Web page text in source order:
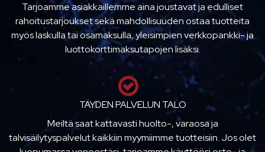
Tarjoamme asiakkaillemme aina joustavat ja edulliset
rahoitustarjoukset sekä mahdollisuuden ostaa tuotteita
myös laskulla tai osamaksulla, yleisimpien verkkopankki- ja
luottokorttimaksutapojen lisäksi.
TÄYDEN PALVELUN TALO
Meiltä saat kattavasti huolto-, varaosa ja
talvisäilytyspalvelut kaikkiin myymiimme tuotteisiin. Jos olet